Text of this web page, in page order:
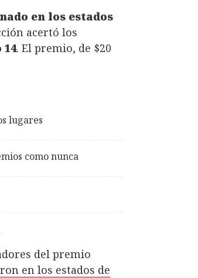
en los estados
acertó los
14. El premio, de $20
lugares
como nunca
del premio
en los estados de